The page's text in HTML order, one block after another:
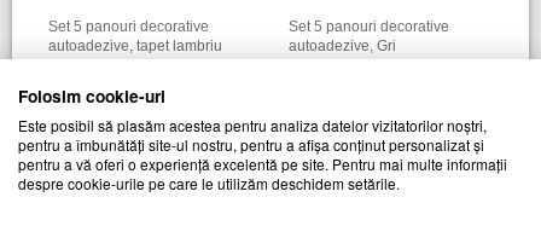
Set 5 panouri decorative
autoadezive, tapet lambriu
26877 79 lei
Set 5 panouri decorative
autoadezive, Gri
28127 79 lei
Folosim cookie-uri
Este posibil să plasăm acestea pentru analiza datelor vizitatorilor noștri,
pentru a îmbunătăți site-ul nostru, pentru a afișa conținut personalizat și
pentru a vă oferi o experiență excelentă pe site. Pentru mai multe informații
despre cookie-urile pe care le utilizăm deschidem setările.